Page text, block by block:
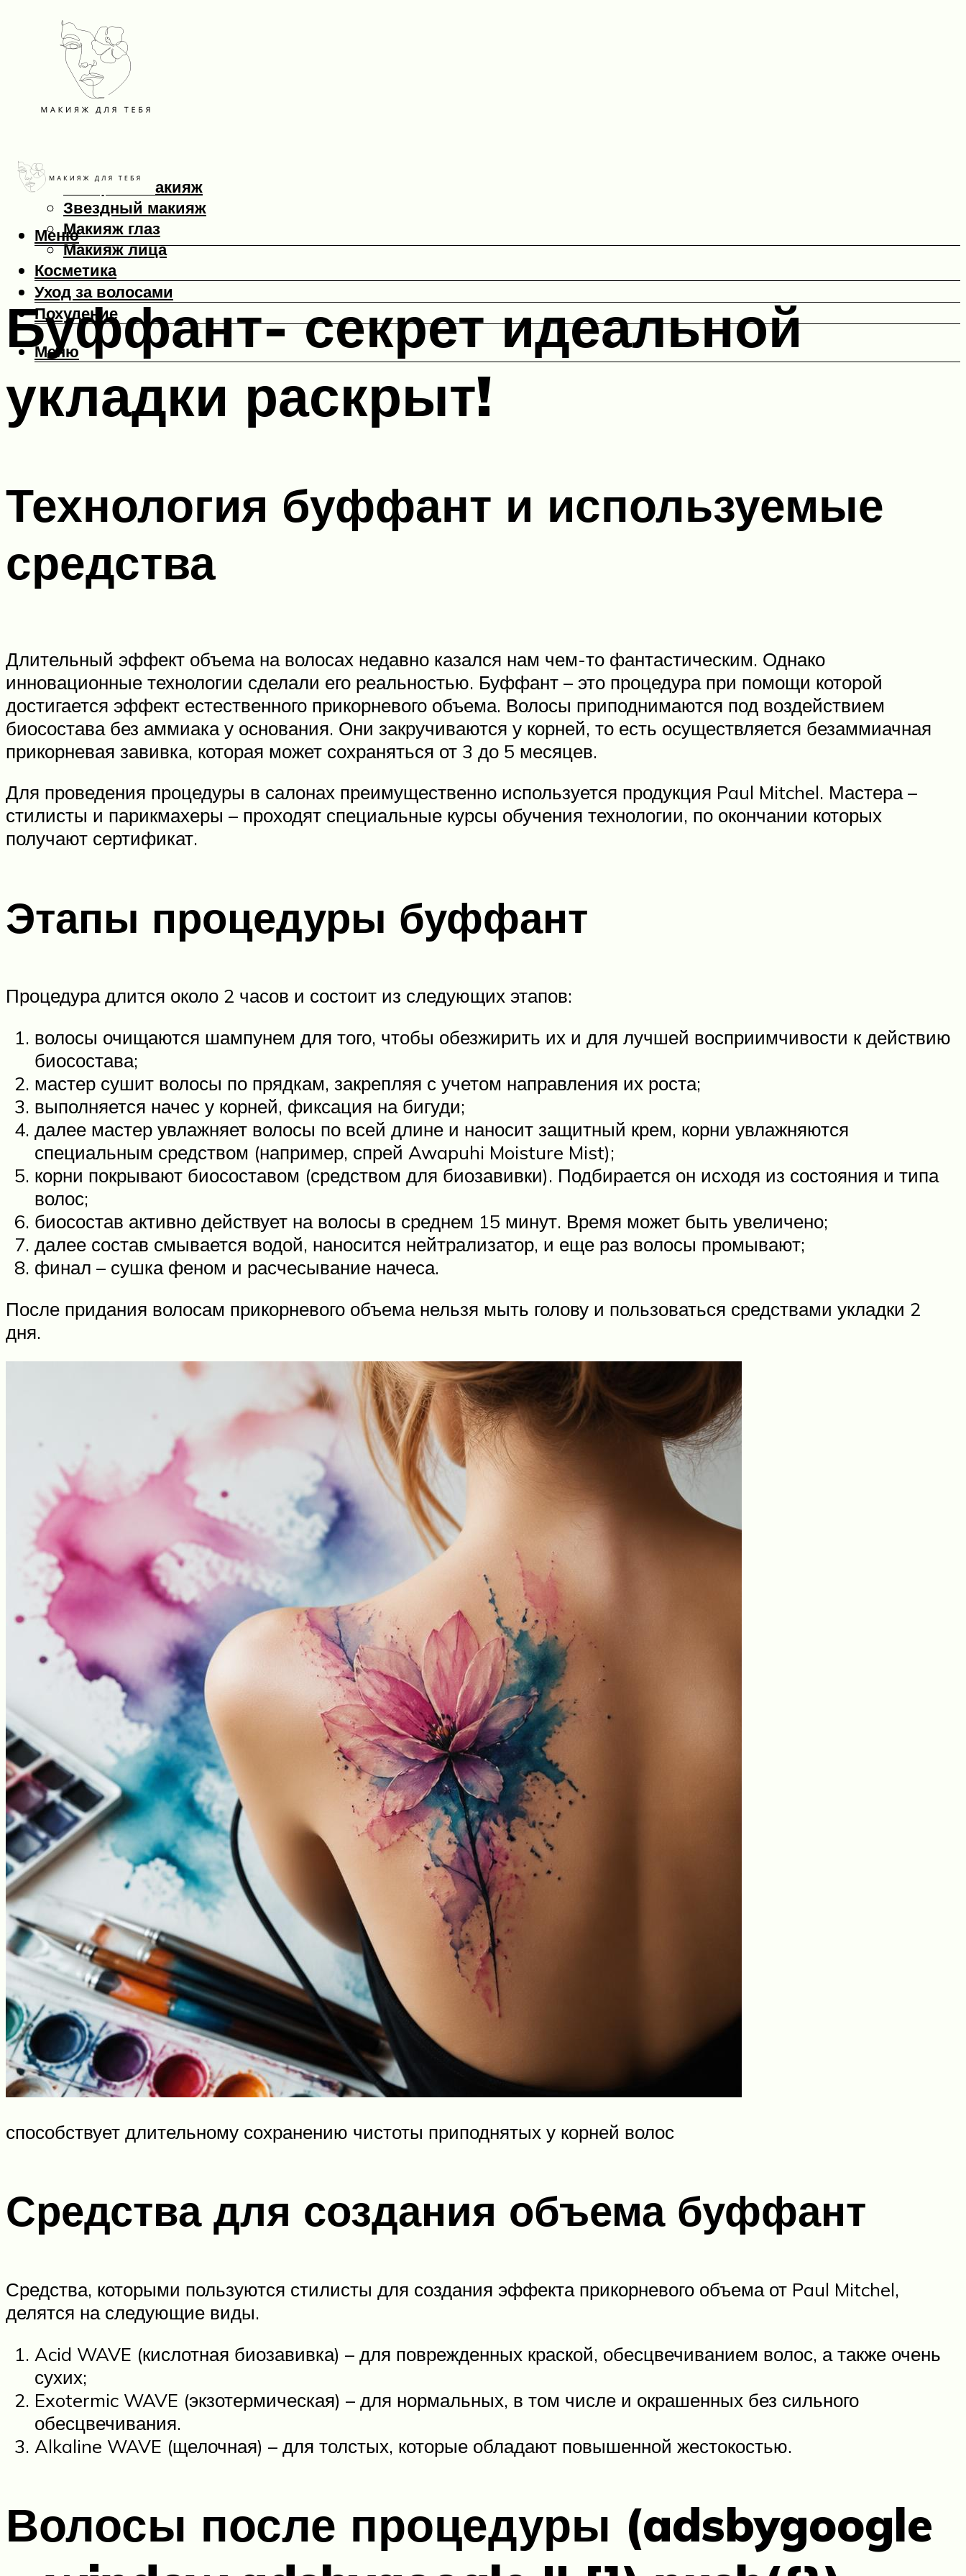
Макияж
Вечерний макияж
Звездный макияж
Макияж глаз
Макияж лица
Косметика
Уход за волосами
Похудение
Меню
Меню
Буффант- секрет идеальной
укладки раскрыт!
Технология буффант и используемые
средства
Длительный эффект объема на волосах недавно казался нам чем-то фантастическим. Однако
инновационные технологии сделали его реальностью. Буффант – это процедура при помощи которой
достигается эффект естественного прикорневого объема. Волосы приподнимаются под воздействием
биосостава без аммиака у основания. Они закручиваются у корней, то есть осуществляется безаммиачная
прикорневая завивка, которая может сохраняться от 3 до 5 месяцев.
Для проведения процедуры в салонах преимущественно используется продукция Paul Mitchel. Мастера –
стилисты и парикмахеры – проходят специальные курсы обучения технологии, по окончании которых
получают сертификат.
Этапы процедуры буффант
Процедура длится около 2 часов и состоит из следующих этапов:
волосы очищаются шампунем для того, чтобы обезжирить их и для лучшей восприимчивости к действию
биосостава;
мастер сушит волосы по прядкам, закрепляя с учетом направления их роста;
выполняется начес у корней, фиксация на бигуди;
далее мастер увлажняет волосы по всей длине и наносит защитный крем, корни увлажняются
специальным средством (например, спрей Awapuhi Moisture Mist);
корни покрывают биосоставом (средством для биозавивки). Подбирается он исходя из состояния и типа
волос;
биосостав активно действует на волосы в среднем 15 минут. Время может быть увеличено;
далее состав смывается водой, наносится нейтрализатор, и еще раз волосы промывают;
финал – сушка феном и расчесывание начеса.
После придания волосам прикорневого объема нельзя мыть голову и пользоваться средствами укладки 2
дня.
способствует длительному сохранению чистоты приподнятых у корней волос
Средства для создания объема буффант
Средства, которыми пользуются стилисты для создания эффекта прикорневого объема от Paul Mitchel,
делятся на следующие виды.
Acid WAVE (кислотная биозавивка) – для поврежденных краской, обесцвечиванием волос, а также очень
сухих;
Exotermic WAVE (экзотермическая) – для нормальных, в том числе и окрашенных без сильного
обесцвечивания.
Alkaline WAVE (щелочная) – для толстых, которые обладают повышенной жестокостью.
Волосы после процедуры (adsbygoogle